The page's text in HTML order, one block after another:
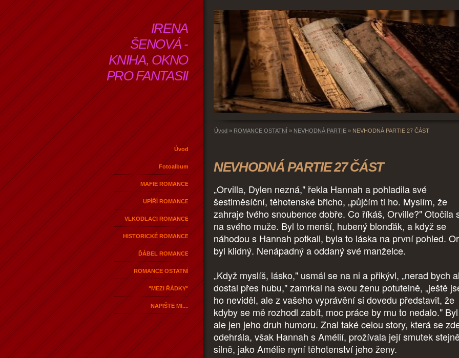
IRENA
ŠENOVÁ -
KNIHA, OKNO
PRO FANTASII
Úvod
Fotoalbum
MAFIE ROMANCE
UPÍŘÍ ROMANCE
VLKODLACI ROMANCE
HISTORICKÉ ROMANCE
ĎÁBEL ROMANCE
ROMANCE OSTATNÍ
"MEZI ŘÁDKY"
NAPIŠTE MI....
Úvod » ROMANCE OSTATNÍ » NEVHODNÁ PARTIE » NEVHODNÁ PARTIE 27 ČÁST
NEVHODNÁ PARTIE 27 ČÁST
„Orvilla, Dylen nezná," řekla Hannah a pohladila své
šestiměsíční, těhotenské břicho, „půjčím ti ho. Myslím, že
zahraje tvého snoubence dobře. Co říkáš, Orville?" Otočila
na svého muže. Byl to menší, hubený blonďák, a když se
náhodou s Hannah potkali, byla to láska na první pohled.
byl klidný. Nenápadný a oddaný své manželce.
„Když myslíš, lásko," usmál se na ni a přikývl, „nerad bych
dostal přes hubu," zamrkal na svou ženu potutelně, „ještě
ho neviděl, ale z vašeho vyprávění si dovedu představit, že
kdyby se mě rozhodl zabít, moc práce by mu to nedalo."
ale jen jeho druh humoru. Znal také celou story, která se
odehrála, však Hannah s Amélií, prožívala její smutek
silně, jako Amélie nyní těhotenství jeho ženy.